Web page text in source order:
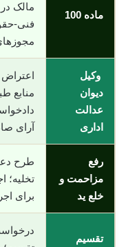
ماده 100
مالک
فنی-
وکیل
دیوان
عدالت
اداری
منابع
آرای
رفع
مزاحمت و
خلع ید
طرح
تخلیه؛
برای
تقسیم